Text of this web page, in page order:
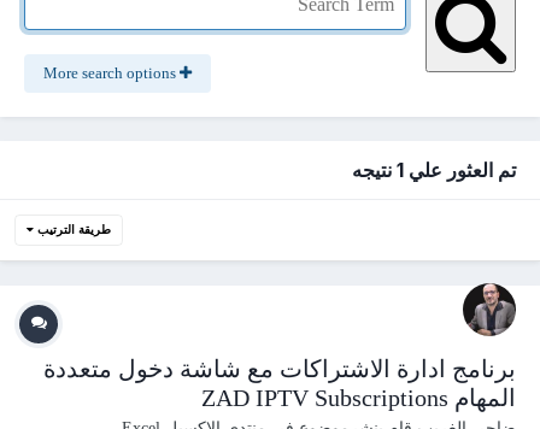
تم العثور علي 1 نتيجه
طريقة الترتيب
برنامج ادارة الاشتراكات مع شاشة دخول متعددة
المهام ZAD IPTV Subscriptions